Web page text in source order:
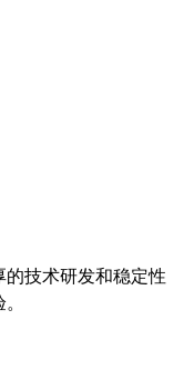
的技术研发和稳定性